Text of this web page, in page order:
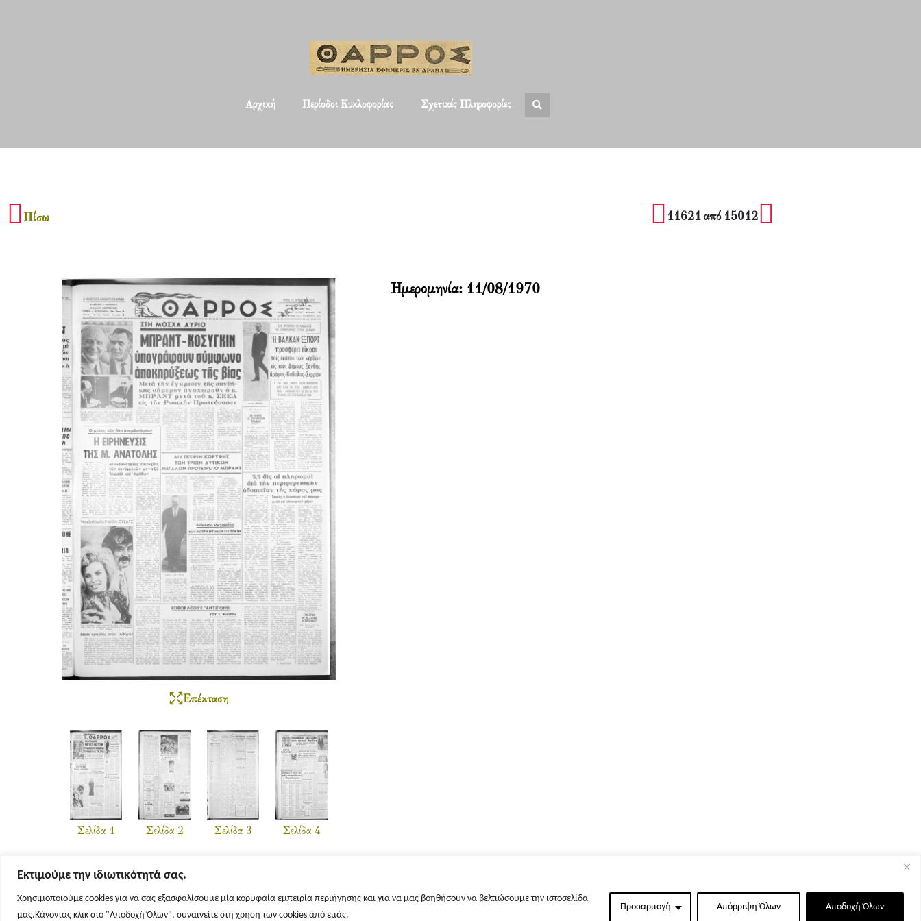
Εκτιμούμε την ιδιωτικότητά σας.
Χρησιμοποιούμε cookies για να σας εξασφαλίσουμε μία κορυφαία εμπειρία περιήγησης και για να μας βοηθήσουν να βελτιώσουμε την ιστοσελίδα
μας.Κάνοντας κλικ στο "Αποδοχή Όλων", συναινείτε στη χρήση των cookies από εμάς.
Προσαρμογή Απόρριψη Όλων Αποδοχή Όλων
Αρχική Περίοδοι Κυκλοφορίας Σχετικές Πληροφορίες
Πίσω 11621 από 15012
Επέκταση
Σελίδα 1 Σελίδα 2 Σελίδα 3 Σελίδα 4
Ημερομηνία: 11/08/1970